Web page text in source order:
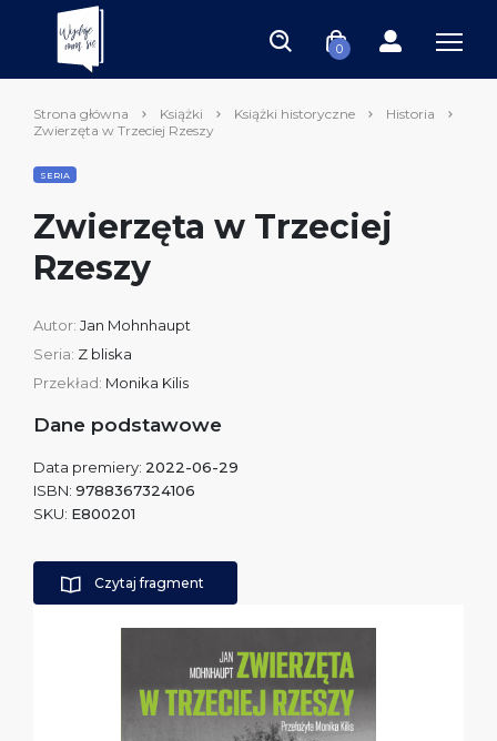
0
Strona główna Książki Książki historyczne
Historia
Zwierzęta w Trzeciej Rzeszy
SERIA
Zwierzęta w Trzeciej
Rzeszy
Autor: Jan Mohnhaupt
Seria: Z bliska
Przekład: Monika Kilis
Dane podstawowe
Data premiery: 2022-06-29
ISBN: 9788367324106
SKU: E800201
Czytaj fragment